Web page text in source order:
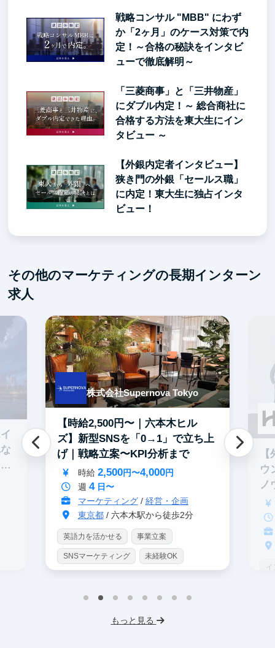
戦略コンサル "MBB" にわず
か「2ヶ月」のケース対策で内
定！～合格の秘訣をインタビ
ューで徹底解明～
「三菱商事」と「三井物産」
にダブル内定！～ 総合商社に
合格する方法を東大生にイン
タビュー ～
【外銀内定者インタビュー】
狭き門の外銀「セールス職」
に内定！東大生に独占インタ
ビュー！
その他のマーケティングの長期インターン
求人
株式会社Supernova Tokyo
【時給2,500円〜｜六本木ヒル
ズ】新型SNSを「0→1」で立ち上
げ｜戦略立案〜KPI分析まで
時給 2,500円〜4,000円
週 4日〜
マーケティング/ 経営・企画
東京都/ 六本木駅から徒歩2分
英語力を活かせる 事業立案
SNSマーケティング 未経験OK
交通費支給
ウ
ノ
もっと見る